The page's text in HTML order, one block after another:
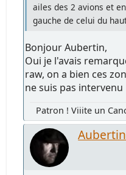
ailes des 2 avions et
gauche de celui du
Bonjour Aubertin,
Oui je l'avais
raw, on a bien ces
ne suis pas
Patron ! Viiite un
Aubertin